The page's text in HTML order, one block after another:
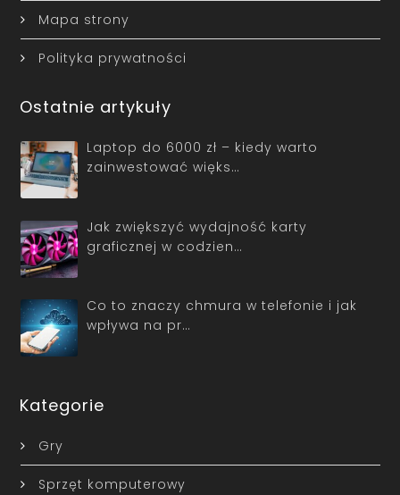
Mapa strony
Polityka prywatności
Ostatnie artykuły
Laptop do 6000 zł – kiedy warto
zainwestować więks…
Jak zwiększyć wydajność karty
graficznej w codzien…
Co to znaczy chmura w telefonie i jak
wpływa na pr…
Kategorie
Gry
Sprzęt komputerowy